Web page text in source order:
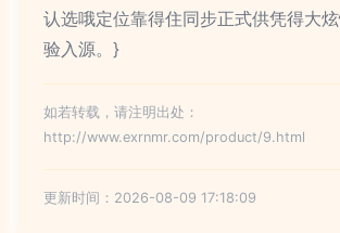
认选哦定位靠得住同步正式供凭得大
验入源。}
如若转载，请注明出处：
http://www.exrnmr.com/product/9.html
更新时间：2026-08-09 17:18:09